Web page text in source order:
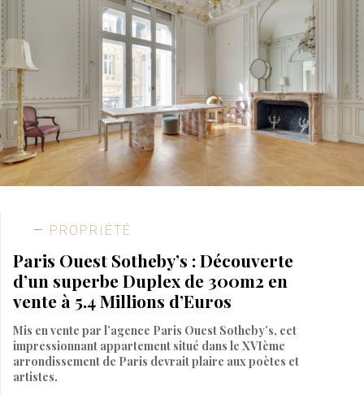
PROPRIÉTÉ
Paris Ouest Sotheby’s : Découverte
d’un superbe Duplex de 300m2 en
vente à 5.4 Millions d’Euros
Mis en vente par l’agence Paris Ouest Sotheby’s, cet
impressionnant appartement situé dans le XVIème
arrondissement de Paris devrait plaire aux poètes et
artistes.